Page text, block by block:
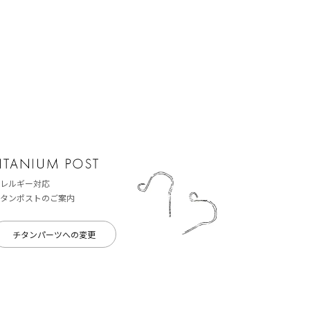
ルギー対応
ンポストのご案内
チタンパーツへの変更